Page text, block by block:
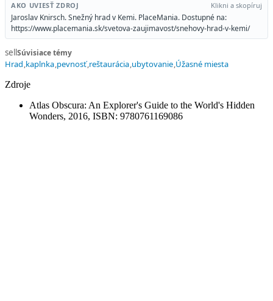
AKO UVIESŤ ZDROJ Klikni a skopíruj
Jaroslav Knirsch. Snežný hrad v Kemi. PlaceMania. Dostupné na:
https://www.placemania.sk/svetova-zaujimavost/snehovy-hrad-v-kemi/
sell Súvisiace témy
Hrad kaplnka pevnosť reštaurácia ubytovanie Úžasné miesta
Zdroje
Atlas Obscura: An Explorer's Guide to the World's Hidden
Wonders, 2016, ISBN: 9780761169086